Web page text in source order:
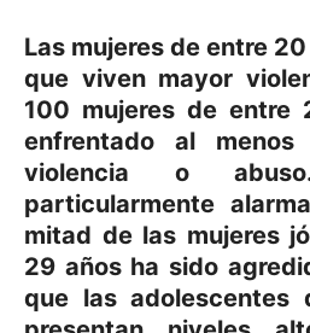
Las mujeres de entre
que viven mayor
100 mujeres de
enfrentado al
violencia o
particularmente
mitad de las mujeres
29 años ha sido
que las adolescentes